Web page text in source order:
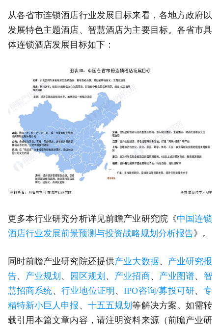
从各省市连锁酒店行业发展目标来看，各地方政府以
发展特色主题酒店、智慧酒店为主要目标。各省市具
体连锁酒店发展目标如下：
更多本行业研究分析详见前瞻产业研究院《中国连锁
酒店行业发展前景预测与投资战略规划分析报告》。
同时前瞻产业研究院还提供产业大数据、 产业研究报
告、 产业规划 、 园区规划 、 产业招商、 产业图谱、 智
慧招商系统、 行业地位证明 、IPO咨询/募投可研、专
精特新小巨人申报 、 十五五规划等解决方案。如需转
载引用本篇文章内容，请注明资料来源（前瞻产业研